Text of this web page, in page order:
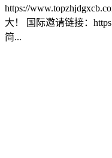
https://
大！ 国际邀请链接：
简...